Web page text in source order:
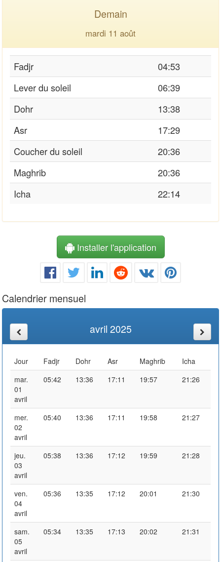
Demain
mardi 11 août
Fadjr
04:53
Lever du soleil
06:39
Dohr
13:38
Asr
17:29
Coucher du soleil
20:36
Maghrib
20:36
Icha
22:14
Installer l'application
Calendrier mensuel
avril 2025
Jour Fadjr Dohr Asr Maghrib
Icha
mar.
01
avril
05:42 13:36 17:11 19:57 21:26
mer.
02
avril
05:40 13:36 17:11 19:58 21:27
jeu.
03
avril
05:38 13:36 17:12 19:59 21:28
ven.
04
avril
05:36 13:35 17:12 20:01 21:30
sam.
05
avril
05:34 13:35 17:13 20:02 21:31